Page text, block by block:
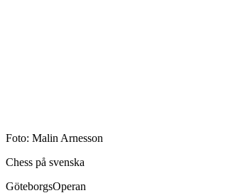
Foto: Malin Arnesson
Chess på svenska
GöteborgsOperan